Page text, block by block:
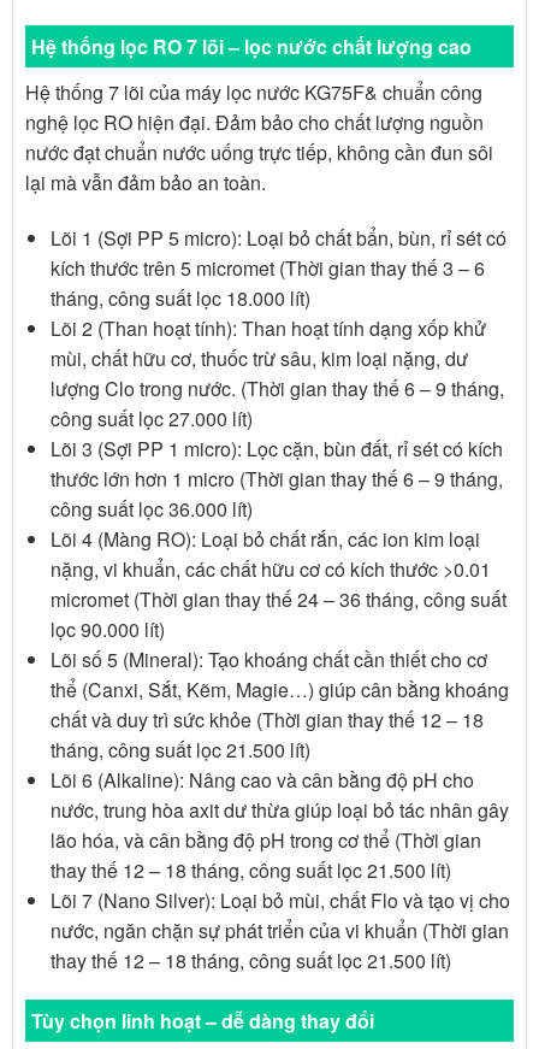
Hệ thống lọc RO 7 lõi – lọc nước chất lượng cao
Hệ thống 7 lõi của máy lọc nước KG75F& chuẩn công
nghệ lọc RO hiện đại. Đảm bảo cho chất lượng nguồn
nước đạt chuẩn nước uống trực tiếp, không cần đun sôi
lại mà vẫn đảm bảo an toàn.
Lõi 1 (Sợi PP 5 micro): Loại bỏ chất bẩn, bùn, rỉ sét có
kích thước trên 5 micromet (Thời gian thay thế 3 – 6
tháng, công suất lọc 18.000 lít)
Lõi 2 (Than hoạt tính): Than hoạt tính dạng xốp khử
mùi, chất hữu cơ, thuốc trừ sâu, kim loại nặng, dư
lượng Clo trong nước. (Thời gian thay thế 6 – 9 tháng,
công suất lọc 27.000 lít)
Lõi 3 (Sợi PP 1 micro): Lọc cặn, bùn đất, rỉ sét có kích
thước lớn hơn 1 micro (Thời gian thay thế 6 – 9 tháng,
công suất lọc 36.000 lít)
Lõi 4 (Màng RO): Loại bỏ chất rắn, các ion kim loại
nặng, vi khuẩn, các chất hữu cơ có kích thước >0.01
micromet (Thời gian thay thế 24 – 36 tháng, công suất
lọc 90.000 lít)
Lõi số 5 (Mineral): Tạo khoáng chất cần thiết cho cơ
thể (Canxi, Sắt, Kẽm, Magie…) giúp cân bằng khoáng
chất và duy trì sức khỏe (Thời gian thay thế 12 – 18
tháng, công suất lọc 21.500 lít)
Lõi 6 (Alkaline): Nâng cao và cân bằng độ pH cho
nước, trung hòa axit dư thừa giúp loại bỏ tác nhân gây
lão hóa, và cân bằng độ pH trong cơ thể (Thời gian
thay thế 12 – 18 tháng, công suất lọc 21.500 lít)
Lõi 7 (Nano Silver): Loại bỏ mùi, chất Flo và tạo vị cho
nước, ngăn chặn sự phát triển của vi khuẩn (Thời gian
thay thế 12 – 18 tháng, công suất lọc 21.500 lít)
Tùy chọn linh hoạt – dễ dàng thay đổi